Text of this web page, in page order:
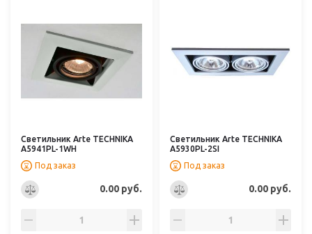
Светильник Arte TECHNIKA
A5941PL-1WH
Под заказ
0.00 руб.
Светильник Arte TECHNIKA
A5930PL-2SI
Под заказ
0.00 руб.